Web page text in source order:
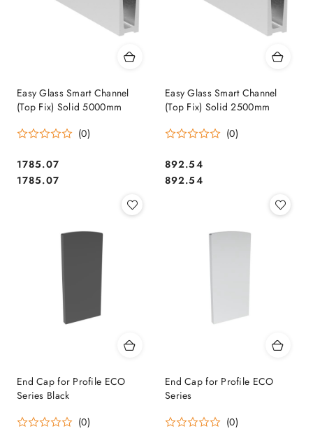
Easy Glass Smart Channel
(Top Fix) Solid 5000mm
(0)
Cena:
1785.07
Cena:
1785.07
Easy Glass Smart Channel
(Top Fix) Solid 2500mm
(0)
Cena:
892.54
Cena:
892.54
End Cap for Profile ECO
Series Black
(0)
End Cap for Profile ECO
Series
(0)